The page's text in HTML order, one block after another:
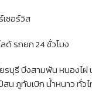
ซอร์วิส
ด์ รถยก 24 ชั่วโมง
รบุรี บึงสามพัน หนองไผ่
น ภูทับเบิก น้ำหนาว ทั่ว